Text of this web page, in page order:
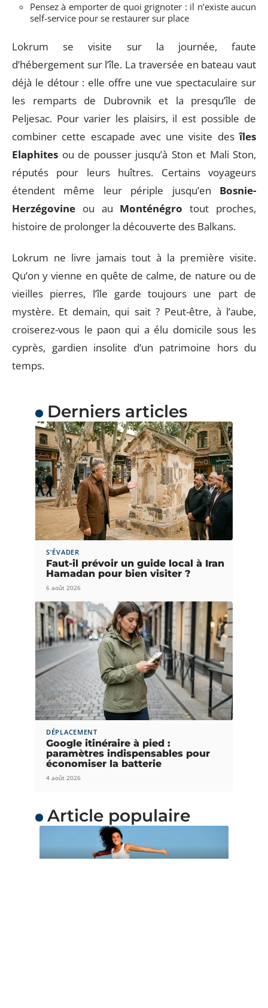
Pensez à emporter de quoi grignoter : il n’existe aucun
self-service pour se restaurer sur place
Lokrum se visite sur la journée, faute
d’hébergement sur l’île. La traversée en bateau vaut
déjà le détour : elle offre une vue spectaculaire sur
les remparts de Dubrovnik et la presqu’île de
Peljesac. Pour varier les plaisirs, il est possible de
combiner cette escapade avec une visite desîles
Elaphites ou de pousser jusqu’à Ston et Mali Ston,
réputés pour leurs huîtres. Certains voyageurs
étendent même leur périple jusqu’en Bosnie-
Herzégovine ou au Monténégro tout proches,
histoire de prolonger la découverte des Balkans.
Lokrum ne livre jamais tout à la première visite.
Qu’on y vienne en quête de calme, de nature ou de
vieilles pierres, l’île garde toujours une part de
mystère. Et demain, qui sait ? Peut-être, à l’aube,
croiserez-vous le paon qui a élu domicile sous les
cyprès, gardien insolite d’un patrimoine hors du
temps.
Derniers articles
S'ÉVADER
Faut-il prévoir un guide local à Iran
Hamadan pour bien visiter ?
6 août 2026
DÉPLACEMENT
Google itinéraire à pied :
paramètres indispensables pour
économiser la batterie
4 août 2026
Article populaire